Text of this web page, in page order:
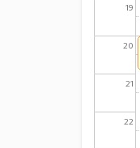
19
20
21
22